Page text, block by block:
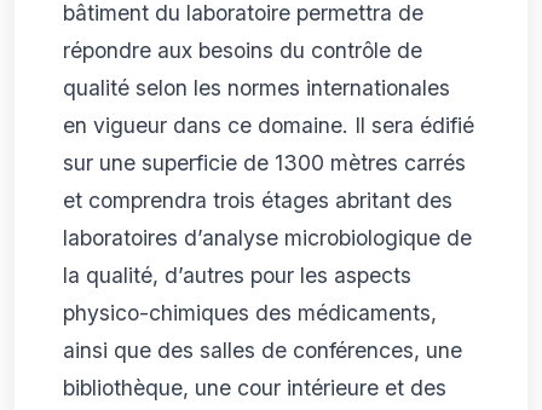
bâtiment du laboratoire permettra de
répondre aux besoins du contrôle de
qualité selon les normes internationales
en vigueur dans ce domaine. Il sera édifié
sur une superficie de 1300 mètres carrés
et comprendra trois étages abritant des
laboratoires d’analyse microbiologique de
la qualité, d’autres pour les aspects
physico-chimiques des médicaments,
ainsi que des salles de conférences, une
bibliothèque, une cour intérieure et des